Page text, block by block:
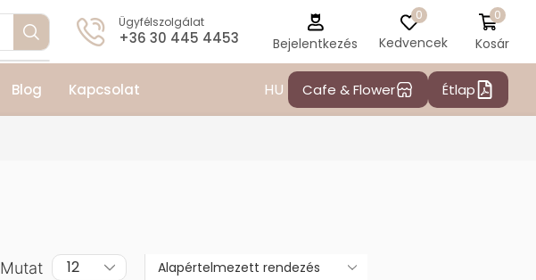
Ügyfélszolgálat
+36 30 445 4453 Bejelentkezés
0
Kedvencek
0
Kosár
Blog Kapcsolat HU Cafe & Flower Étlap
Mutat